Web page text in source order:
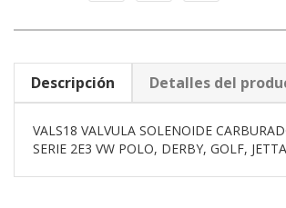
Descripción Detalles del
VALS18 VALVULA SOLENOIDE
SERIE 2E3 VW POLO, DERBY, GOLF,